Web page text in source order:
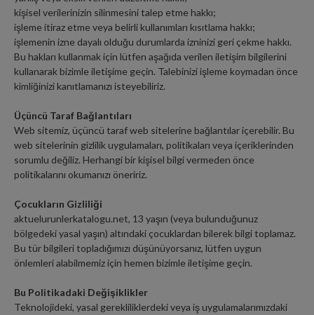
kişisel verilerinizin silinmesini talep etme hakkı;
işleme itiraz etme veya belirli kullanımları kısıtlama hakkı;
işlemenin izne dayalı olduğu durumlarda izninizi geri çekme hakkı.
Bu hakları kullanmak için lütfen aşağıda verilen iletişim bilgilerini
kullanarak bizimle iletişime geçin. Talebinizi işleme koymadan önce
kimliğinizi kanıtlamanızı isteyebiliriz.
Üçüncü Taraf Bağlantıları
Web sitemiz, üçüncü taraf web sitelerine bağlantılar içerebilir. Bu
web sitelerinin gizlilik uygulamaları, politikaları veya içeriklerinden
sorumlu değiliz. Herhangi bir kişisel bilgi vermeden önce
politikalarını okumanızı öneririz.
Çocukların Gizliliği
aktuelurunlerkatalogu.net, 13 yaşın (veya bulunduğunuz
bölgedeki yasal yaşın) altındaki çocuklardan bilerek bilgi toplamaz.
Bu tür bilgileri topladığımızı düşünüyorsanız, lütfen uygun
önlemleri alabilmemiz için hemen bizimle iletişime geçin.
Bu Politikadaki Değişiklikler
Teknolojideki, yasal gerekliliklerdeki veya iş uygulamalarımızdaki